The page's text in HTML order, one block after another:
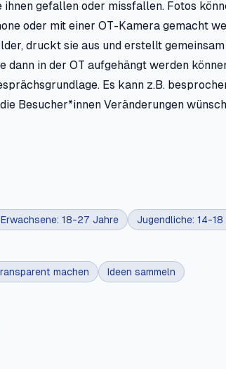
gefallen oder missfallen. Fotos
oder mit einer OT-Kamera gemacht
druckt sie aus und erstellt
dann in der OT aufgehängt werden
Es kann z.B.
Besucher*innen Veränderungen
18-27 Jahre Jugendliche: 14-18
machen Ideen sammeln